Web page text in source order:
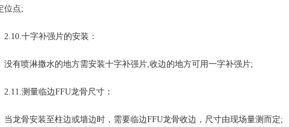
位点;
十字补强片的安装：
喷淋撒水的地方需安装十字补强片,收边的地方可用一字补强片;
测量临边FFU龙骨尺寸：
骨安装至柱边或墙边时，需要临边FFU龙骨收边，尺寸由现场量测而定;